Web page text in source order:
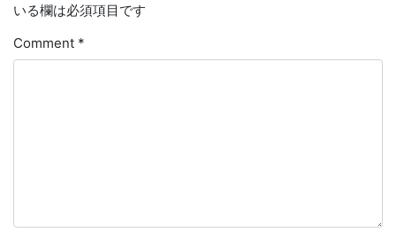
いる欄は必須項目です
Comment *